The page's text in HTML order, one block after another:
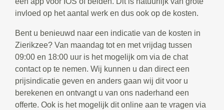
invloed op het aantal werk en dus ook op de kosten.
Bent u benieuwd naar een indicatie van de kosten in
Zierikzee? Van maandag tot en met vrijdag tussen
09:00 en 18:00 uur is het mogelijk om via de chat
contact op te nemen. Wij kunnen u dan direct een
prijsindicatie geven en anders gaan wij dit voor u
berekenen en ontvangt u van ons naderhand een
offerte. Ook is het mogelijk dit online aan te vragen via